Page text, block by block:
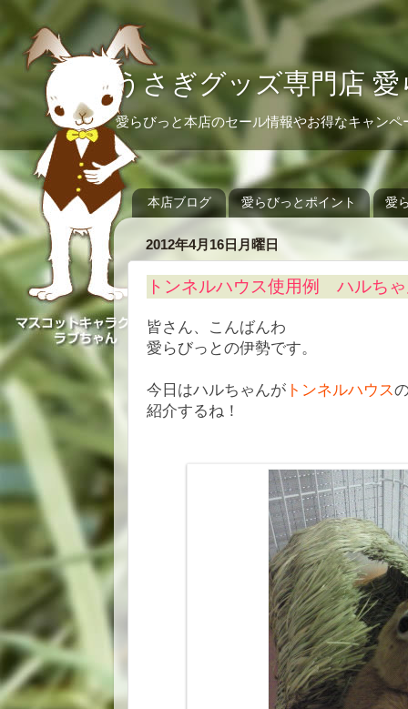
うさぎグッズ専門店
愛らびっと本店のセール情報やお得なキャン
本店ブログ 愛らびっとポイント 愛
2012年4月16日月曜日
トンネルハウス使用例 ハルち
皆さん、こんばんわ
愛らびっとの伊勢です。
今日はハルちゃんが トンネルハウス
紹介するね！